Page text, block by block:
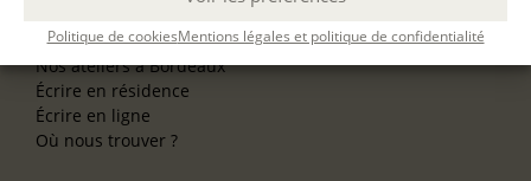
Politique de cookiesMentions légales et politique de confidentialité
Nos ateliers à Lyon
Nos ateliers à Bordeaux
Écrire en résidence
Écrire en ligne
Où nous trouver ?